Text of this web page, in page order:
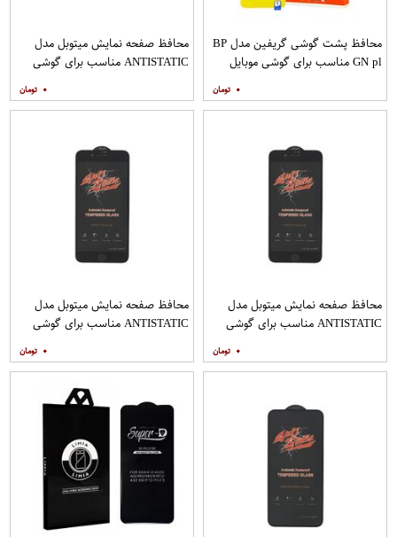
محافظ پشت گوشی گریفین مدل BP
GN pl مناسب برای گوشی موبایل
۰
محافظ صفحه نمایش میتوبل مدل
ANTISTATIC مناسب برای گوشی
۰
محافظ صفحه نمایش میتوبل مدل
ANTISTATIC مناسب برای گوشی
۰
محافظ صفحه نمایش میتوبل مدل
ANTISTATIC مناسب برای گوشی
۰